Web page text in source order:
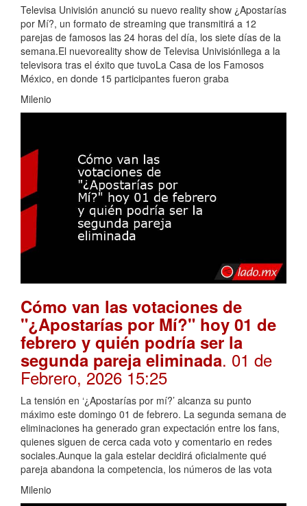
Televisa Univisión anunció su nuevo reality show ¿Apostarías
por Mí?, un formato de streaming que transmitirá a 12
parejas de famosos las 24 horas del día, los siete días de la
semana.El nuevoreality show de Televisa Univisiónllega a la
televisora tras el éxito que tuvoLa Casa de los Famosos
México, en donde 15 participantes fueron graba
Milenio
Cómo van las votaciones de
"¿Apostarías por Mí?" hoy 01 de
febrero y quién podría ser la
segunda pareja eliminada. 01 de
Febrero, 2026 15:25
La tensión en ‘¿Apostarías por mí?’ alcanza su punto
máximo este domingo 01 de febrero. La segunda semana de
eliminaciones ha generado gran expectación entre los fans,
quienes siguen de cerca cada voto y comentario en redes
sociales.Aunque la gala estelar decidirá oficialmente qué
pareja abandona la competencia, los números de las vota
Milenio